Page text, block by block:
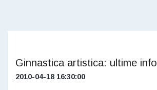
Ginnastica artistica: ultime info
2010-04-18 16:30:00